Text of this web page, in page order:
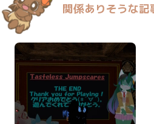
関係ありそうな記